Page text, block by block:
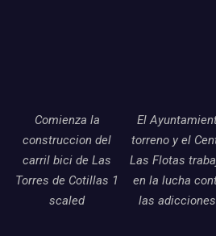
Comienza la
construccion del
carril bici de Las
Torres de Cotillas 1
scaled
El
torreno y el
Las Flotas
en la lucha
las